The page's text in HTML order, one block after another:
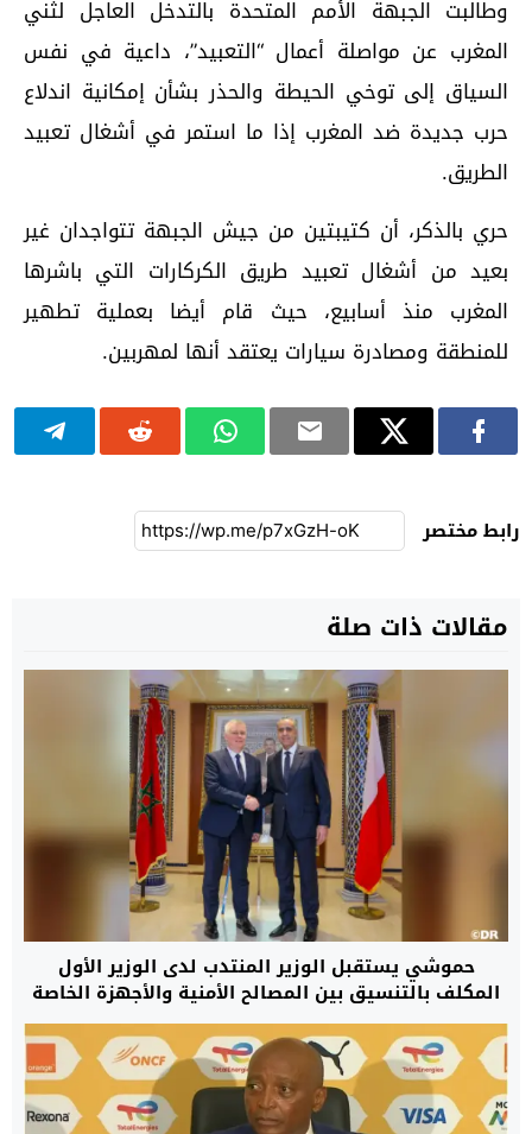
وطالبت الجبهة الأمم المتحدة بالتدخل العاجل لثني
المغرب عن مواصلة أعمال “التعبيد”، داعية في نفس
السياق إلى توخي الحيطة والحذر بشأن إمكانية اندلاع
حرب جديدة ضد المغرب إذا ما استمر في أشغال تعبيد
الطريق.
حري بالذكر، أن كتيبتين من جيش الجبهة تتواجدان غير
بعيد من أشغال تعبيد طريق الكركارات التي باشرها
المغرب منذ أسابيع، حيث قام أيضا بعملية تطهير
للمنطقة ومصادرة سيارات يعتقد أنها لمهربين.
رابط مختصر
مقالات ذات صلة
حموشي يستقبل الوزير المنتدب لدى الوزير الأول
المكلف بالتنسيق بين المصالح الأمنية والأجهزة الخاصة
بدولة بولونيا